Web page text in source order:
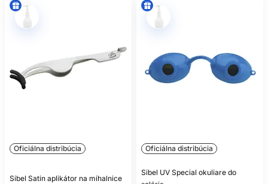
Oficiálna distribúcia
Sibel Satin aplikátor na mihalnice
Oficiálna distribúcia
Sibel UV Special okuliare do